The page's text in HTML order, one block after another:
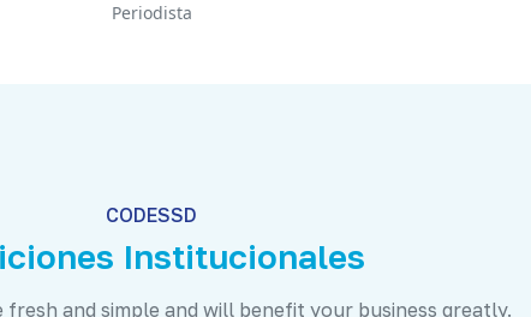
Periodista
CODESSD
Institucionales
fresh and simple and will benefit your business greatly.